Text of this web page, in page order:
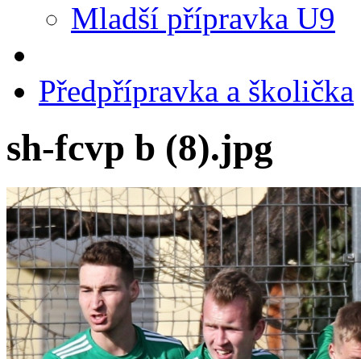
Mladší přípravka U9
Předpřípravka a školička
sh-fcvp b (8).jpg